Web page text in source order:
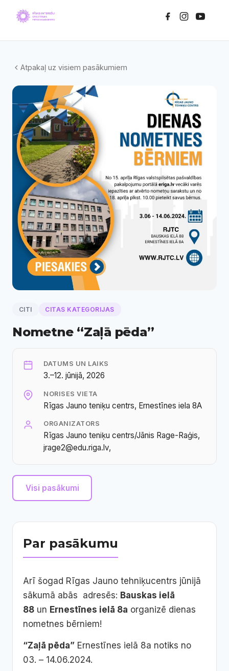
Atpakaļ uz visiem pasākumiem
CITI CITAS KATEGORIJAS
Nometne “Zaļā pēda”
DATUMS UN LAIKS
3.–12. jūnijā, 2026
NORISES VIETA
Rīgas Jauno teniķu centrs, Ernestīnes iela 8A
ORGANIZATORS
Rīgas Jauno teniķu centrs/Jānis Rage-Raģis,
jrage2@edu.riga.lv,
Visi pasākumi
Par pasākumu
Arī šogad Rīgas Jauno tehniķucentrs jūnijā
sākumā abās adresēs: Bauskas ielā
88 un Ernestīnes ielā 8a organizē dienas
nometnes bērniem!
“Zaļā pēda” Ernestīnes ielā 8a notiks no
03. – 14.06.2024.